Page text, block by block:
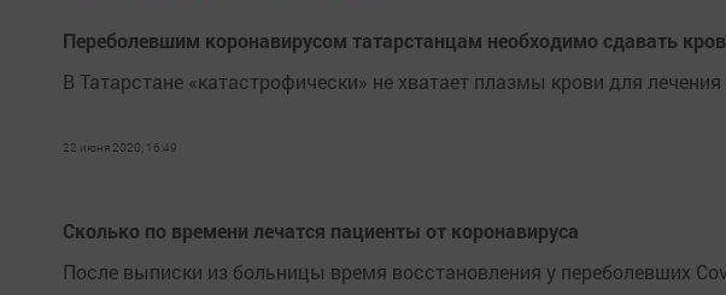
Переболевшим коронавирусом татарстанцам необходимо сдавать
В Татарстане «катастрофически» не хватает плазмы крови для
22 июня 2020, 16:49
Сколько по времени лечатся пациенты от коронавируса
После выписки из больницы время восстановления у переболевших